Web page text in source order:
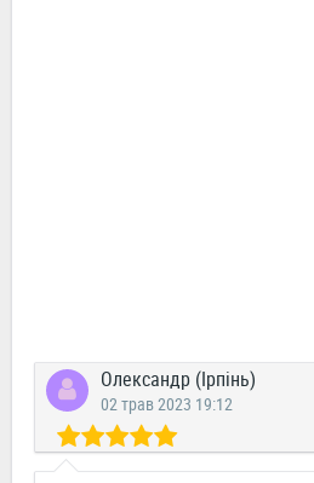
Олександр (Ірпінь)
02 трав 2023 19:12